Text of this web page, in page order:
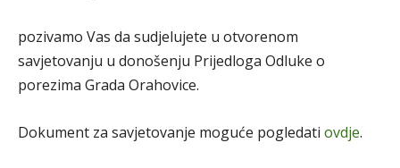
pozivamo Vas da sudjelujete u otvorenom
savjetovanju u donošenju Prijedloga Odluke o
porezima Grada Orahovice.
Dokument za savjetovanje moguće pogledati ovdje.